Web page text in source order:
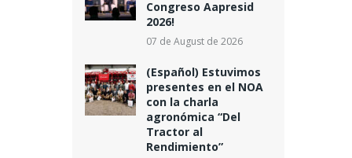
Congreso Aapresid
2026!
07 de August de 2026
(Español) Estuvimos
presentes en el NOA
con la charla
agronómica “Del
Tractor al
Rendimiento”